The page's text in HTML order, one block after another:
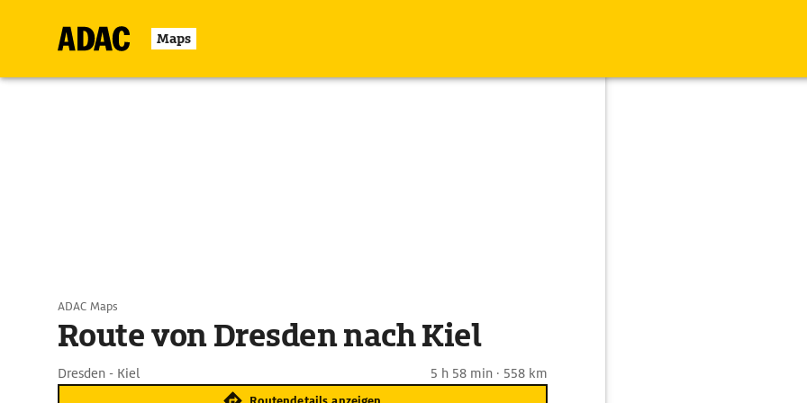
Maps
ADAC Maps
Route von Dresden nach Kiel
Dresden - Kiel 5 h 58 min · 558 km